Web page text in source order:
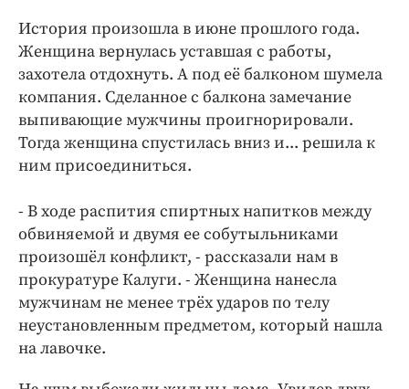
Клиника года
Бренд года
Работодатель года
История произошла в июне прошлого года.
Женщина вернулась уставшая с работы,
захотела отдохнуть. А под её балконом шумела
компания. Сделанное с балкона замечание
выпивающие мужчины проигнорировали.
Тогда женщина спустилась вниз и... решила к
ним присоединиться.
- В ходе распития спиртных напитков между
обвиняемой и двумя ее собутыльниками
произошёл конфликт, - рассказали нам в
прокуратуре Калуги. - Женщина нанесла
мужчинам не менее трёх ударов по телу
неустановленным предметом, который нашла
на лавочке.